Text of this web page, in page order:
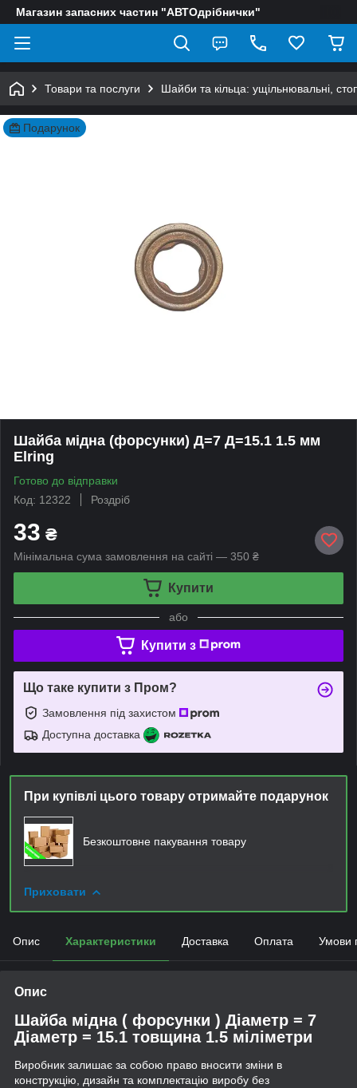
Магазин запасних частин "АВТОдрібнички"
Товари та послуги Шайби та кільца: ущільнювальні,
Подарунок
Шайба мідна (форсунки) Д=7 Д=15.1 1.5 мм
Elring
Готово до відправки
Код: 12322
Роздріб
33 ₴
Мінімальна сума замовлення на сайті — 350 ₴
Купити
або
Купити з
Що таке купити з Пром?
Замовлення під захистом
Доступна доставка
При купівлі цього товару отримайте подарунок
Безкоштовне пакування товару
Приховати
Опис Характеристики Доставка Оплата Умови
Опис
Шайба мідна ( форсунки ) Діаметр = 7
Діаметр = 15.1 товщина 1.5 міліметри
Виробник залишає за собою право вносити зміни в
конструкцію, дизайн та комплектацію виробу без